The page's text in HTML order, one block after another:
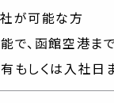
社が可能な方
可能で、函館空
有もしくは入社